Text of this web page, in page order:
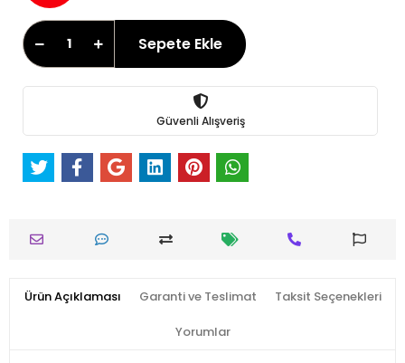
Sepete Ekle
Güvenli Alışveriş
Ürün Açıklaması Garanti ve Teslimat Taksit Seçenekleri
Yorumlar